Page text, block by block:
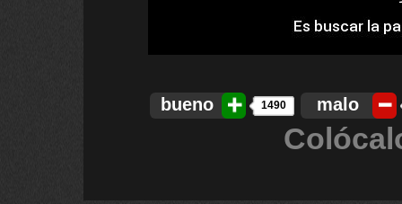
bueno 1490 malo